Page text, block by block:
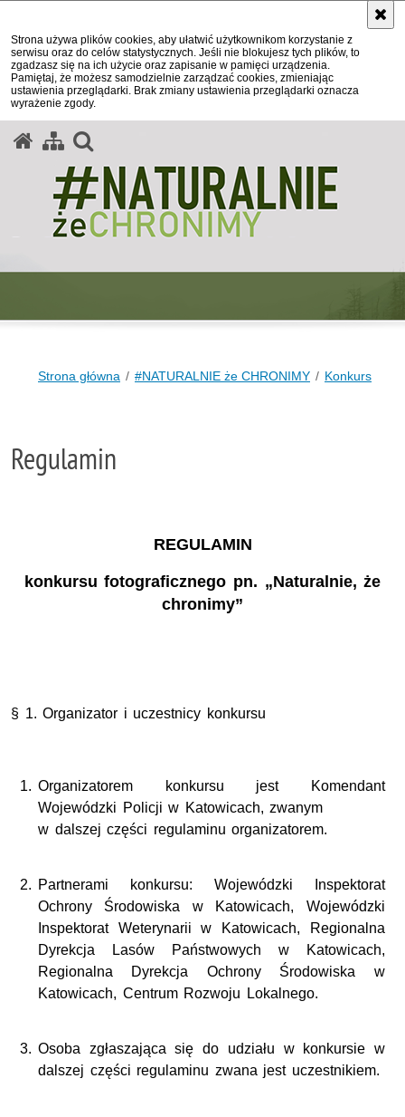
Strona używa plików cookies, aby ułatwić użytkownikom korzystanie z
serwisu oraz do celów statystycznych. Jeśli nie blokujesz tych plików, to
zgadzasz się na ich użycie oraz zapisanie w pamięci urządzenia.
Pamiętaj, że możesz samodzielnie zarządzać cookies, zmieniając
ustawienia przeglądarki. Brak zmiany ustawienia przeglądarki oznacza
wyrażenie zgody.
Strona główna #NATURALNIE że CHRONIMY Konkurs
Regulamin
REGULAMIN
konkursu fotograficznego pn. „Naturalnie, że
chronimy”
§ 1. Organizator i uczestnicy konkursu
Organizatorem konkursu jest Komendant
Wojewódzki Policji w Katowicach, zwanym
w dalszej części regulaminu organizatorem.
Partnerami konkursu: Wojewódzki Inspektorat
Ochrony Środowiska w Katowicach, Wojewódzki
Inspektorat Weterynarii w Katowicach, Regionalna
Dyrekcja Lasów Państwowych w Katowicach,
Regionalna Dyrekcja Ochrony Środowiska w
Katowicach, Centrum Rozwoju Lokalnego.
Osoba zgłaszająca się do udziału w konkursie w
dalszej części regulaminu zwana jest uczestnikiem.